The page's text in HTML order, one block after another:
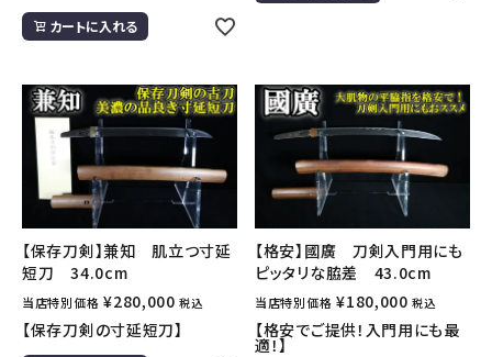
カートに入れる
【保存刀剣】兼知 肌立つ寸延
短刀 34.0cm
当店特別価格 ¥280,000 税込
【保存刀剣の寸延短刀】
【格安】國廣 刀剣入門用にも
ピッタリな脇差 43.0cm
当店特別価格 ¥180,000 税込
【格安でご提供！入門用にも最
適！】